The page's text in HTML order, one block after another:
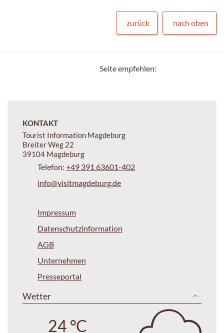
zurück nach oben
Seite empfehlen:
KONTAKT
Tourist Information Magdeburg
Breiter Weg 22
39104 Magdeburg
Telefon: +49 391 63601-402
info@visitmagdeburg.de
Impressum
Datenschutzinformation
AGB
Unternehmen
Presseportal
Wetter
24 °C